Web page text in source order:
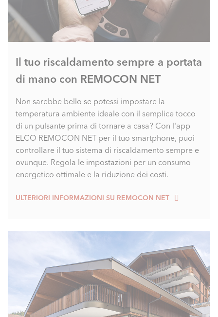
Il tuo riscaldamento sempre a portata
di mano con REMOCON NET
Non sarebbe bello se potessi impostare la
temperatura ambiente ideale con il semplice tocco
di un pulsante prima di tornare a casa? Con l'app
ELCO REMOCON NET per il tuo smartphone, puoi
controllare il tuo sistema di riscaldamento sempre e
ovunque. Regola le impostazioni per un consumo
energetico ottimale e la riduzione dei costi.
ULTERIORI INFORMAZIONI SU REMOCON NET